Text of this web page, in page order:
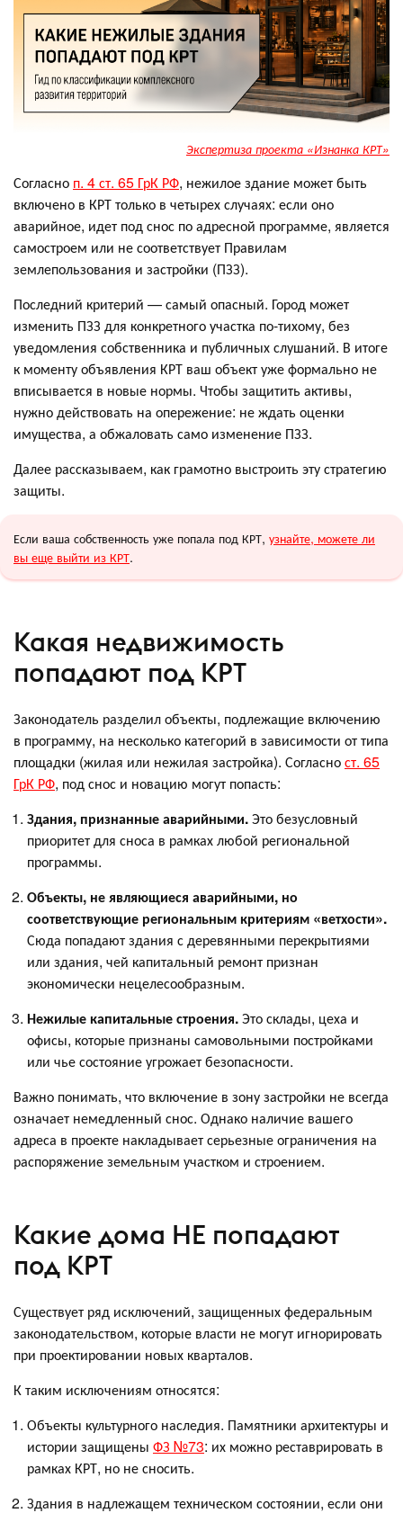
Экспертиза проекта «Изнанка КРТ»
Согласно п. 4 ст. 65 ГрК РФ, нежилое здание может быть
включено в КРТ только в четырех случаях: если оно
аварийное, идет под снос по адресной программе, является
самостроем или не соответствует Правилам
землепользования и застройки (ПЗЗ).
Последний критерий — самый опасный. Город может
изменить ПЗЗ для конкретного участка по-тихому, без
уведомления собственника и публичных слушаний. В итоге
к моменту объявления КРТ ваш объект уже формально не
вписывается в новые нормы. Чтобы защитить активы,
нужно действовать на опережение: не ждать оценки
имущества, а обжаловать само изменение ПЗЗ.
Далее рассказываем, как грамотно выстроить эту стратегию
защиты.
Если ваша собственность уже попала под КРТ, узнайте, можете ли
вы еще выйти из КРТ.
Какая недвижимость
попадают под КРТ
Законодатель разделил объекты, подлежащие включению
в программу, на несколько категорий в зависимости от типа
площадки (жилая или нежилая застройка). Согласност. 65
ГрК РФ, под снос и новацию могут попасть:
Здания, признанные аварийными.Это безусловный
приоритет для сноса в рамках любой региональной
программы.
Объекты, не являющиеся аварийными, но
соответствующие региональным критериям «ветхости».
Сюда попадают здания с деревянными перекрытиями
или здания, чей капитальный ремонт признан
экономически нецелесообразным.
Нежилые капитальные строения.Это склады, цеха и
офисы, которые признаны самовольными постройками
или чье состояние угрожает безопасности.
Важно понимать, что включение в зону застройки не всегда
означает немедленный снос. Однако наличие вашего
адреса в проекте накладывает серьезные ограничения на
распоряжение земельным участком и строением.
Какие дома НЕ попадают
под КРТ
Существует ряд исключений, защищенных федеральным
законодательством, которые власти не могут игнорировать
при проектировании новых кварталов.
К таким исключениям относятся:
Объекты культурного наследия. Памятники архитектуры и
истории защищены ФЗ №73: их можно реставрировать в
рамках КРТ, но не сносить.
Здания в надлежащем техническом состоянии, если они